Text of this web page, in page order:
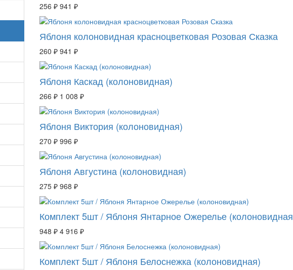
256 ₽ 941 ₽
Яблоня колоновидная красноцветковая Розовая Сказка
260 ₽ 941 ₽
Яблоня Каскад (колоновидная)
266 ₽ 1 008 ₽
Яблоня Виктория (колоновидная)
270 ₽ 996 ₽
Яблоня Августина (колоновидная)
275 ₽ 968 ₽
Комплект 5шт / Яблоня Янтарное Ожерелье
948 ₽ 4 916 ₽
Комплект 5шт / Яблоня Белоснежка (колоновидная)